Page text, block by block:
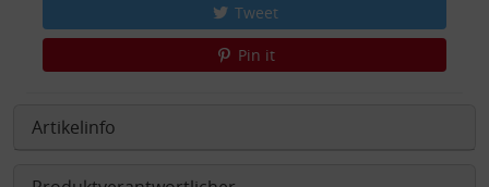
Tweet
Pin it
Artikelinfo